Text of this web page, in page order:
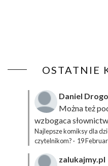
OSTATNIE
Daniel
Można też
wzbogaca
Najlepsze komiksy dla
czytelnikom? · 19
zalukajmy.pl